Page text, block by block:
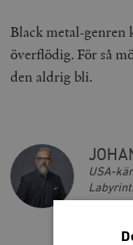
Black metal-genren
överflödig. För så
den aldrig bli.
USA-